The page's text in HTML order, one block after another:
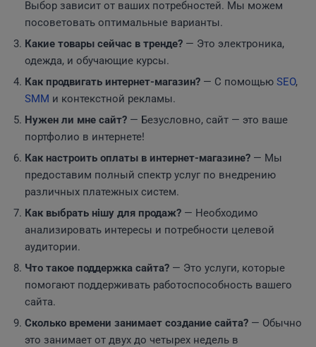
Выбор зависит от ваших потребностей. Мы можем
посоветовать оптимальные варианты.
Какие товары сейчас в тренде? — Это электроника,
одежда, и обучающие курсы.
Как продвигать интернет-магазин? — С помощью SEO,
SMM и контекстной рекламы.
Нужен ли мне сайт? — Безусловно, сайт — это ваше
портфолио в интернете!
Как настроить оплаты в интернет-магазине? — Мы
предоставим полный спектр услуг по внедрению
различных платежных систем.
Как выбрать нішу для продаж? — Необходимо
анализировать интересы и потребности целевой
аудитории.
Что такое поддержка сайта? — Это услуги, которые
помогают поддерживать работоспособность вашего
сайта.
Сколько времени занимает создание сайта? — Обычно
это занимает от двух до четырех недель в